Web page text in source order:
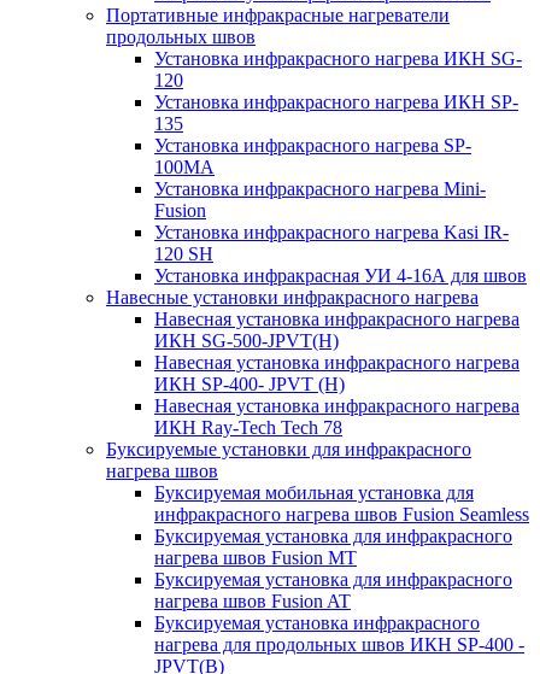
Портативные инфракрасные нагреватели
продольных швов
Установка инфракрасного нагрева ИКН SG-
120
Установка инфракрасного нагрева ИКН SP-
135
Установка инфракрасного нагрева SP-
100МА
Установка инфракрасного нагрева Mini-
Fusion
Установка инфракрасного нагрева Kasi IR-
120 SH
Установка инфракрасная УИ 4-16А для швов
Навесные установки инфракрасного нагрева
Навесная установка инфракрасного нагрева
ИКН SG-500-JPVT(H)
Навесная установка инфракрасного нагрева
ИКН SP-400- JPVT (Н)
Навесная установка инфракрасного нагрева
ИКН Ray-Tech Tech 78
Буксируемые установки для инфракрасного
нагрева швов
Буксируемая мобильная установка для
инфракрасного нагрева швов Fusion Seamless
Буксируемая установка для инфракрасного
нагрева швов Fusion MT
Буксируемая установка для инфракрасного
нагрева швов Fusion AT
Буксируемая установка инфракрасного
нагрева для продольных швов ИКН SP-400 -
JPVT(B)